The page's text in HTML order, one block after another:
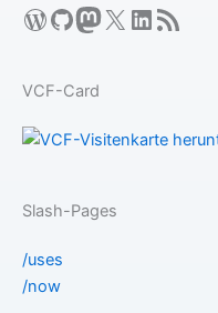
WordPress
GitHub
Mastodon
X LinkedIn
RSS-Feed
VCF-Card
Slash-Pages
/uses
/now